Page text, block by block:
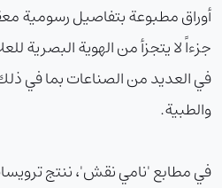
أوراق مطبوعة بتفاصيل رسومية
جزءاً لا يتجزأ من الهوية البصرية
في العديد من الصناعات بما في ذلك
والطبية.
في مطابع 'نامي نقش'، ننتج